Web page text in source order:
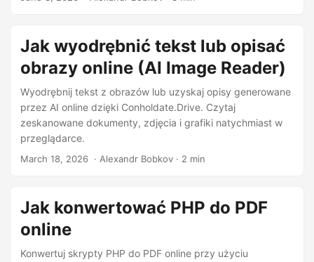
n
Jak wyodrębnić tekst lub opisać
obrazy online (AI Image Reader)
Wyodrębnij tekst z obrazów lub uzyskaj opisy generowane
przez AI online dzięki Conholdate.Drive. Czytaj
zeskanowane dokumenty, zdjęcia i grafiki natychmiast w
przeglądarce.
March 18, 2026 ‎ · Alexandr Bobkov · 2 min
Jak konwertować PHP do PDF
online
Konwertuj skrypty PHP do PDF online przy użyciu